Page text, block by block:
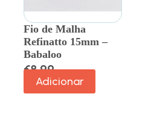
Fio de Malha
Refinatto 15mm –
Babaloo
€8.99
Adicionar